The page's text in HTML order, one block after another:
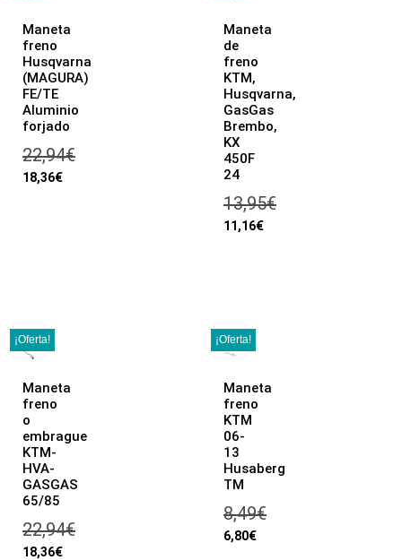
Maneta
freno
Husqvarna
(MAGURA)
FE/TE
Aluminio
forjado
22,94€
18,36€
Maneta
de
freno
KTM,
Husqvarna,
GasGas
Brembo,
KX
450F
24
13,95€
11,16€
¡Oferta!
Maneta
freno
o
embrague
KTM-
HVA-
GASGAS
65/85
22,94€
18,36€
¡Oferta!
Maneta
freno
KTM
06-
13
Husaberg
TM
8,49€
6,80€